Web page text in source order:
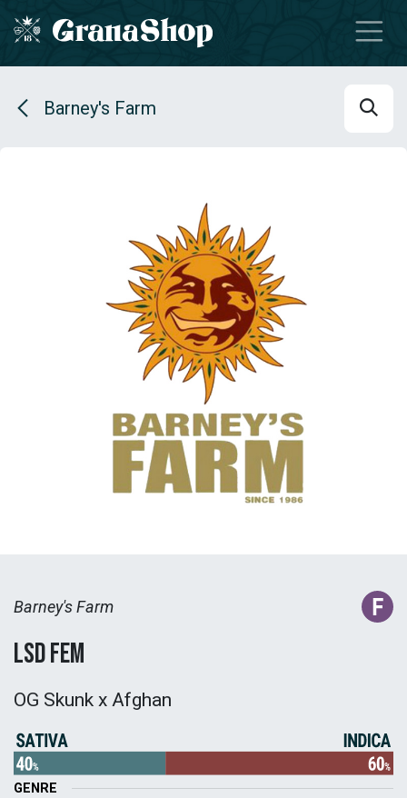
Se rendre au contenu
Barney's Farm
Barney's Farm
LSD Fem
OG Skunk x Afghan
GENRE